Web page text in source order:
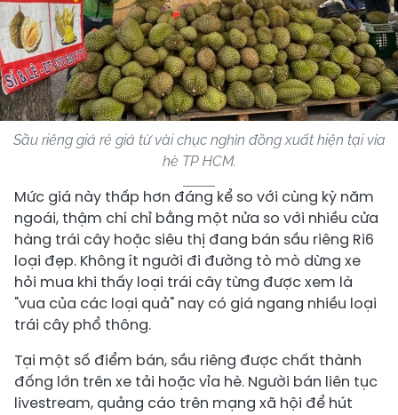
Sầu riêng giá rẻ giá từ vài chục nghìn đồng xuất hiện tại vỉa
hè TP HCM.
Mức giá này thấp hơn đáng kể so với cùng kỳ năm
ngoái, thậm chí chỉ bằng một nửa so với nhiều cửa
hàng trái cây hoặc siêu thị đang bán sầu riêng Ri6
loại đẹp. Không ít người đi đường tò mò dừng xe
hỏi mua khi thấy loại trái cây từng được xem là
"vua của các loại quả" nay có giá ngang nhiều loại
trái cây phổ thông.
Tại một số điểm bán, sầu riêng được chất thành
đống lớn trên xe tải hoặc vỉa hè. Người bán liên tục
livestream, quảng cáo trên mạng xã hội để hút